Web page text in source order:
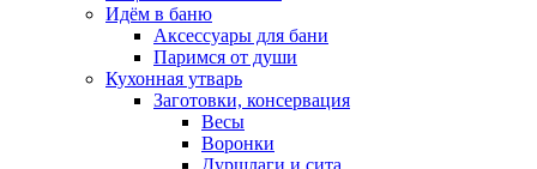
Идём в баню
Аксессуары для бани
Паримся от души
Кухонная утварь
Заготовки, консервация
Весы
Воронки
Дуршлаги и сита